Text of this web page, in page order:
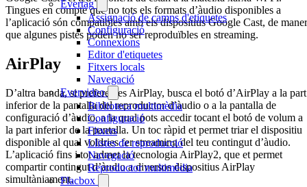
Evertag
Assignació de camps d'etiquetes
Configuració
Connexions
Editor d'etiquetes
Fitxers locals
Navegació
Evervideo
Biblioteca multimèdia
Configuració
Fitxers
Llistes de reproducció
Navegació
Reproductor multimèdia
Flacbox
Tingues en compte que no tots els formats d’àudio disponibles a
l’aplicació són compatibles amb els dispositius Google Cast, de
que algunes pistes poden no ser reproduïbles en streaming.
AirPlay
D’altra banda, si prefereixes AirPlay, busca el botó d’AirPlay a la part
inferior de la pantalla del reproductor d’àudio o a la pantalla de
configuració d’àudio, a la qual pots accedir tocant el botó de volum a
la part inferior de la pantalla. Un toc ràpid et permet triar el dispositiu
disponible al qual voldries fer streaming del teu contingut d’àudio.
L’aplicació fins i tot admet la tecnologia AirPlay2, que et permet
compartir contingut d’àudio a diversos dispositius AirPlay
simultàniament.